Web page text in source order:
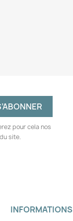
pour cela nos
site.
INFORMATIONS